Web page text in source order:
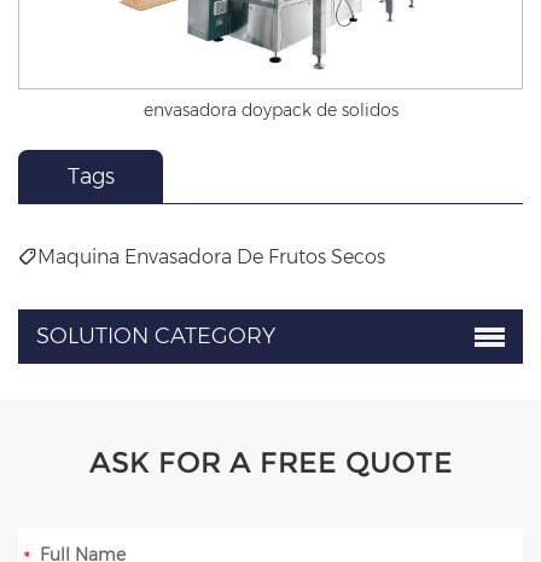
envasadora doypack de solidos
Tags
Maquina Envasadora De Frutos Secos
SOLUTION CATEGORY
ASK FOR A FREE QUOTE